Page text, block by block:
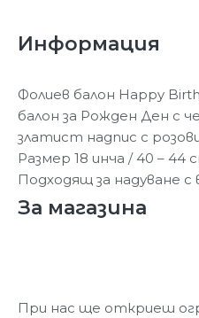
Информация
Фолиев балон Happy
балон за Рожден Ден с
златист надпис с
Размер 18 инча / 40 – 44
Подходящ за надуване с
За магазина
При нас ще откриеш